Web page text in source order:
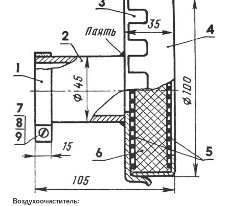
Воздухоочиститель: